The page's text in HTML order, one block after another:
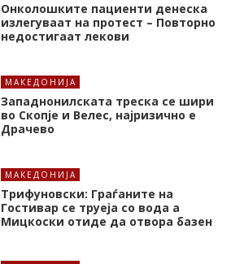
Онколошките пациенти денеска
излегуваат на протест – Повторно
недостигаат лекови
МАКЕДОНИЈА
Западнонилската треска се шири
во Скопје и Велес, најризично е
Драчево
МАКЕДОНИЈА
Трифуновски: Граѓаните на
Гостивар се труеја со вода а
Мицкоски отиде да отвора базен